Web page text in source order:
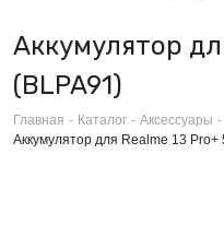
Аккумулятор
(BLPA91)
Главная - Каталог - Аксессуары -
Аккумулятор для Realme 13 Pro+